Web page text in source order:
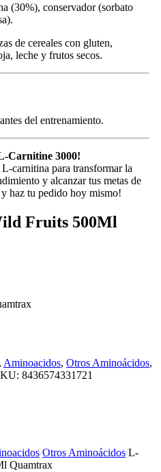
(30%), conservador (sorbato
de cereales con gluten,
leche y frutos secos.
del entrenamiento.
Carnitine 3000!
carnitina para transformar la
y alcanzar tus metas de
haz tu pedido hoy mismo!
Fruits 500Ml
, Aminoacidos, Otros Aminoácidos,
8436574331721
/Otros Aminoácidos/L-
Quamtrax